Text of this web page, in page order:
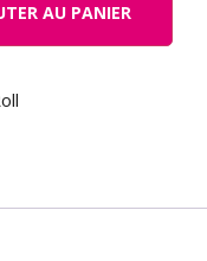
AU PANIER